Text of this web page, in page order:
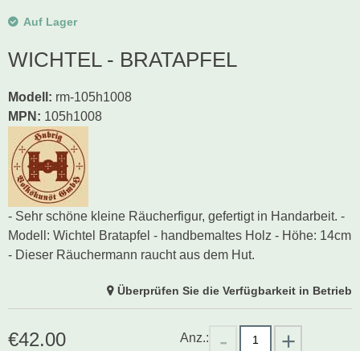
Auf Lager
WICHTEL - BRATAPFEL
Modell : rm-105h1008
MPN: 105h1008
- Sehr schöne kleine Räucherfigur, gefertigt in Handarbeit. -
Modell: Wichtel Bratapfel - handbemaltes Holz - Höhe: 14cm
- Dieser Räuchermann raucht aus dem Hut.
Überprüfen Sie die Verfügbarkeit in Betrieb
€42.00 Anz.: